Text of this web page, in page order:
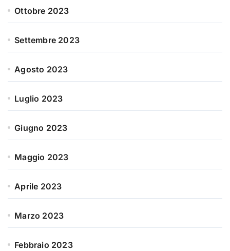
Ottobre 2023
Settembre 2023
Agosto 2023
Luglio 2023
Giugno 2023
Maggio 2023
Aprile 2023
Marzo 2023
Febbraio 2023